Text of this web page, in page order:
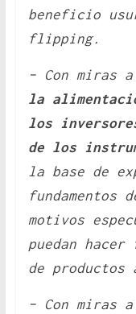
beneficio
flipping.
– Con miras
la
los
de los
la base de
fundamentos
motivos
puedan
de
– Con miras